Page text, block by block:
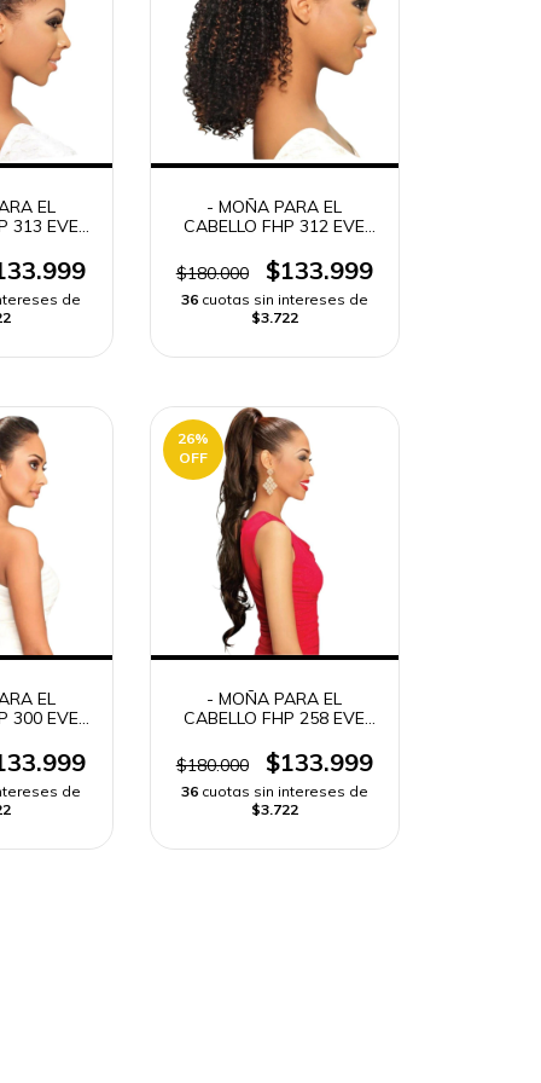
EL
313 EVE
-
de
- MOÑA PARA EL
CABELLO FHP 312 EVE
DRAWSTRING -
$180.000 $133.999
36 cuotas sin intereses de
$3.722
EL
300 EVE
-
de
26%
OFF
- MOÑA PARA EL
CABELLO FHP 258 EVE
DRAWSTRING -
$180.000 $133.999
36 cuotas sin intereses de
$3.722